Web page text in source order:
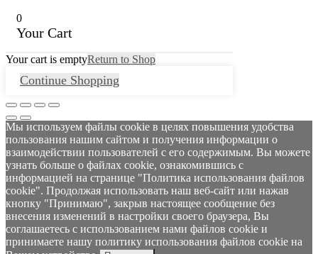
0
Your Cart
Your cart is emptyReturn to Shop
Continue Shopping
Мы используем файлы cookie в целях повышения удобства
пользования нашим сайтом и получения информации о
взаимодействии пользователей с его содержимым. Вы можете
узнать больше о файлах cookie, ознакомившись с
информацией на странице "Политика использования файлов
cookie". Продолжая использовать наш веб-сайт или нажав
кнопку "Принимаю", закрыв настоящее сообщение без
внесения изменений в настройки своего браузера, Вы
соглашаетесь с использованием нами файлов cookie и
принимаете нашу политику использования файлов cookie на